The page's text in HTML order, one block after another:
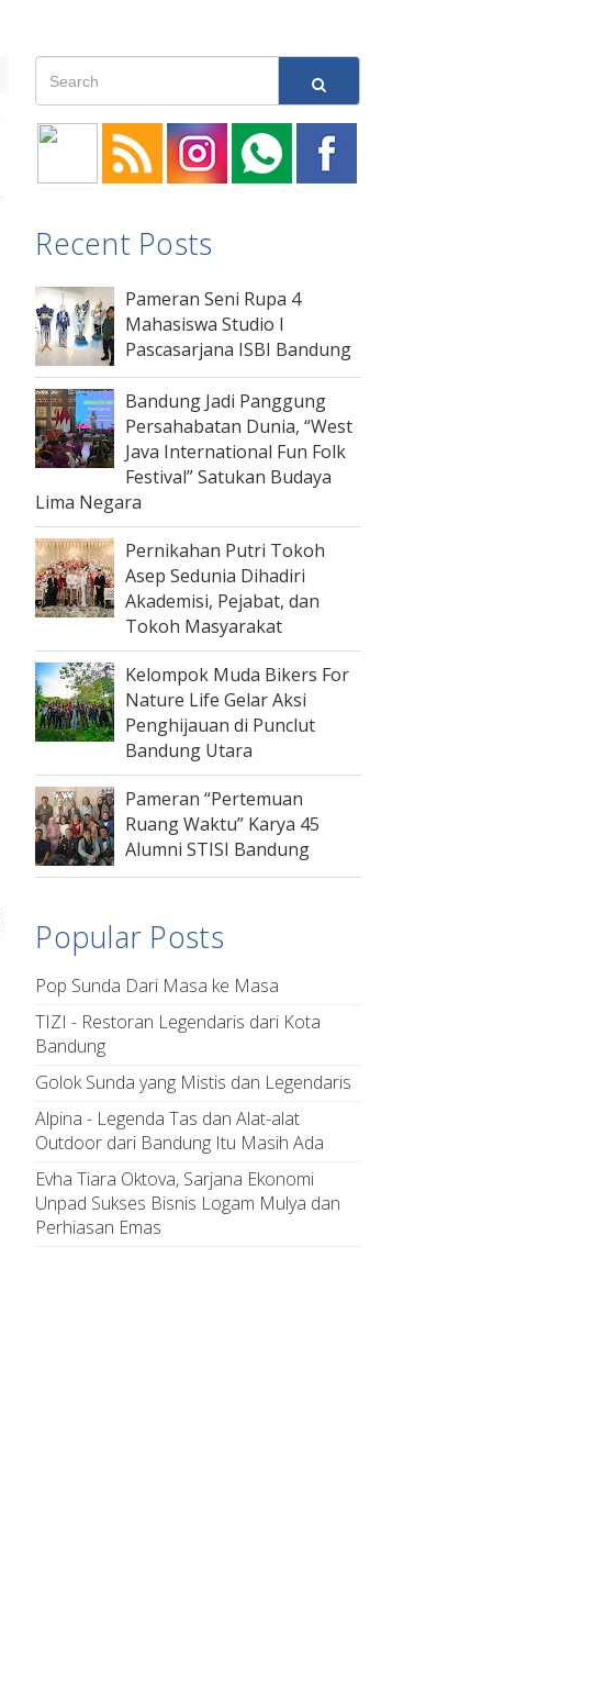
Recent Posts
Pameran Seni Rupa 4
Mahasiswa Studio I
Pascasarjana ISBI Bandung
Bandung Jadi Panggung
Persahabatan Dunia, “West
Java International Fun Folk
Festival” Satukan Budaya
Lima Negara
Pernikahan Putri Tokoh
Asep Sedunia Dihadiri
Akademisi, Pejabat, dan
Tokoh Masyarakat
Kelompok Muda Bikers For
Nature Life Gelar Aksi
Penghijauan di Punclut
Bandung Utara
Pameran “Pertemuan
Ruang Waktu” Karya 45
Alumni STISI Bandung
Popular Posts
Pop Sunda Dari Masa ke Masa
TIZI - Restoran Legendaris dari Kota
Bandung
Golok Sunda yang Mistis dan Legendaris
Alpina - Legenda Tas dan Alat-alat
Outdoor dari Bandung Itu Masih Ada
Evha Tiara Oktova, Sarjana Ekonomi
Unpad Sukses Bisnis Logam Mulya dan
Perhiasan Emas